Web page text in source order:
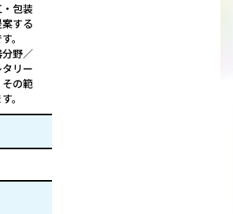
包装
する
。
野／
リー
の範
。